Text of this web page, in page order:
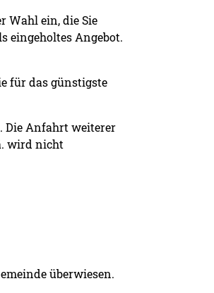
Wahl ein, die Sie
eingeholtes Angebot.
für das günstigste
Die Anfahrt weiterer
wird nicht
überwiesen.